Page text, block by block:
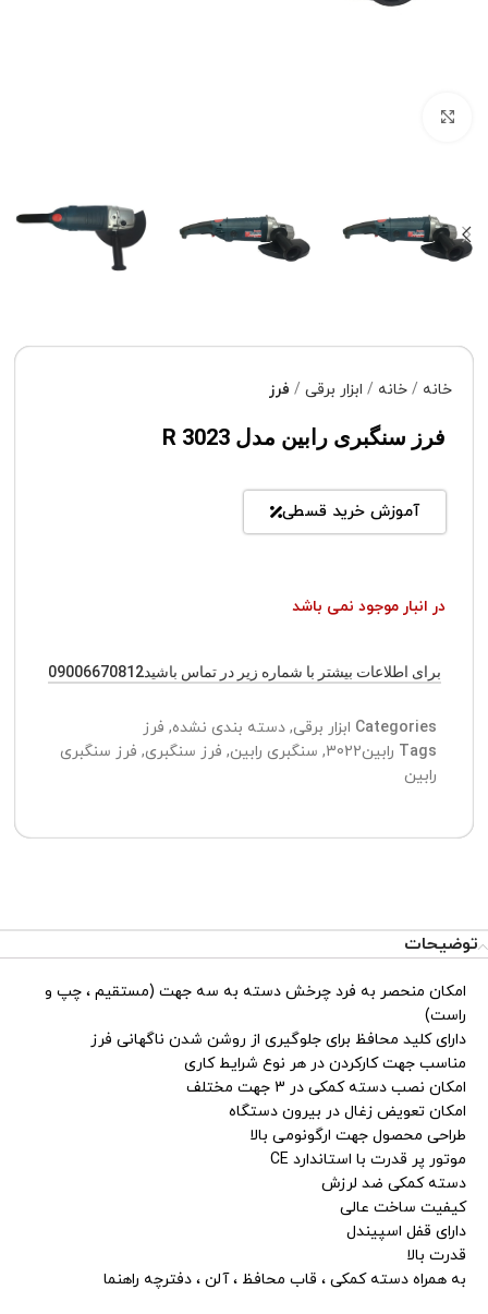
خانه خانه ابزار برقی فرز
فرز سنگبری رابین مدل R 3023
آموزش خرید قسطی
در انبار موجود نمی باشد
برای اطلاعات بیشتر با شماره زیر در تماس باشید09006670812
Categories ابزار برقی, دسته بندی نشده, فرز
Tags رابین3022 , سنگبری رابین, فرز سنگبری, فرز سنگبری
رابین
توضیحات
امکان منحصر به فرد چرخش دسته به سه جهت (مستقیم ، چپ و
راست)
دارای کلید محافظ برای جلوگیری از روشن شدن ناگهانی فرز
مناسب جهت کارکردن در هر نوع شرایط کاری
امکان نصب دسته کمکی در 3 جهت مختلف
امکان تعویض زغال در بیرون دستگاه
طراحی محصول جهت ارگونومی بالا
موتور پر قدرت با استاندارد CE
دسته کمکی ضد لرزش
کیفیت ساخت عالی
دارای قفل اسپیندل
قدرت بالا
به همراه دسته کمکی ، قاب محافظ ، آلن ، دفترچه راهنما